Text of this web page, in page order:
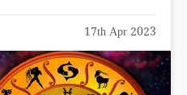
17th Apr 2023